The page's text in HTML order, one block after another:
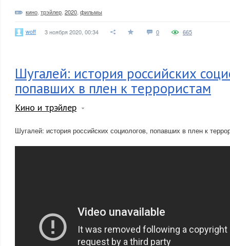
кино трэйлер 2020 фильмы
woff 3 ноября 2020, 00:34 0 665
Шугалей: история российских
попавших в плен к террористам
Кино и трэйлер
Шугалей: история российских социологов, попавших в плен к